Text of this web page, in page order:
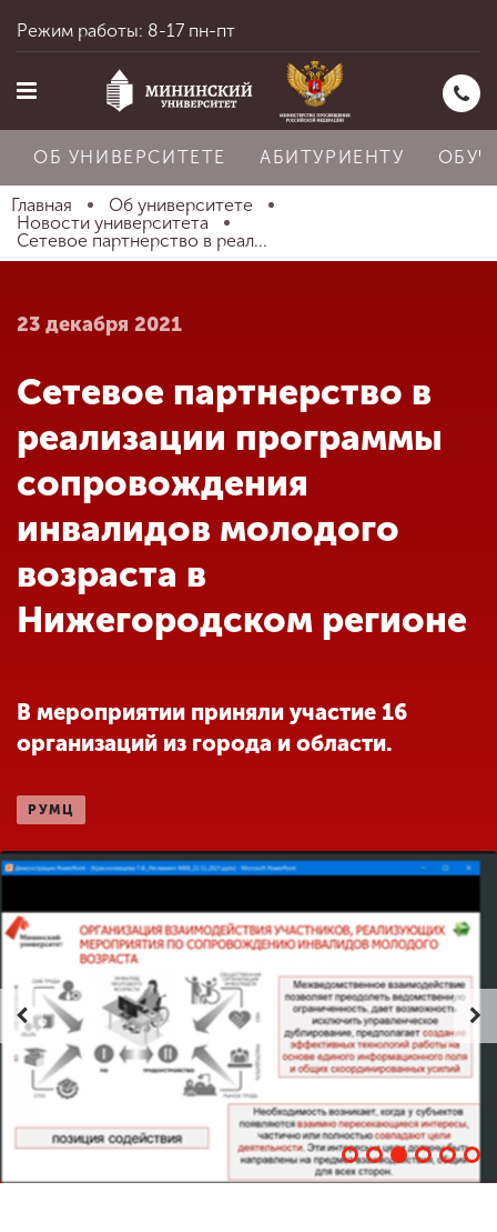
Главная
Абитуриенту
Обучение
Наука
Другие виды
Студенческая жизнь
Сведения об
образовательной
организации
ENG SPN CHI
Приемная
Режим работы: 8-17 пн-пт
ОБ УНИВЕРСИТЕТЕ АБИТУРИЕНТУ
Главная
Об университете
Новости университета
Сетевое партнерство в реал...
23 декабря 2021
Сетевое партнерство в
реализации программы
сопровождения
инвалидов молодого
возраста в
Нижегородском регионе
В мероприятии приняли участие 16
организаций из города и области.
РУМЦ